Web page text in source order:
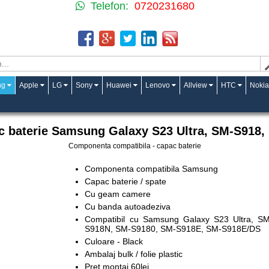
Telefon: 0720231680
Apple LG Sony Huawei Lenovo Allview HTC Nokia
baterie Samsung Galaxy S23 Ultra, SM-S918,
Componenta compatibila - capac baterie
Componenta compatibila Samsung
Capac baterie / spate
Cu geam camere
Cu banda autoadeziva
Compatibil cu Samsung Galaxy S23 Ultra,
S918N, SM-S9180, SM-S918E, SM-S918E/DS
Culoare - Black
Ambalaj bulk / folie plastic
Pret montaj 60lei